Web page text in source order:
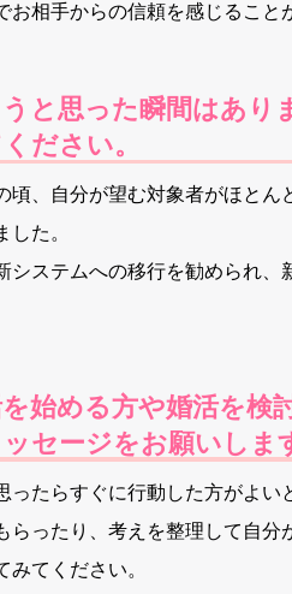
お相手からの信頼を感じること
と思った瞬間はあり
ださい。
頃、自分が望む対象者がほと
した。
システムへの移行を勧められ
始める方や婚活を検
セージをお願いしま
ったらすぐに行動した方がよ
らったり、考えを整理して自
みてください。